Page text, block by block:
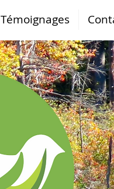
Témoignages